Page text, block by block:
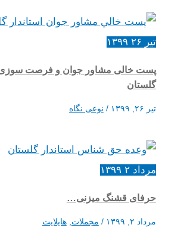
تیر ۲۶ ۱۳۹۹
پست خالی مشاور جوان و فرصت سوزی
گلستان
تیر ۲۶, ۱۳۹۹ / نوعی نگاه
مرداد ۲ ۱۳۹۹
حرفای قشنگ میزنی…
مرداد ۲, ۱۳۹۹ / مجملات ,هایلایت